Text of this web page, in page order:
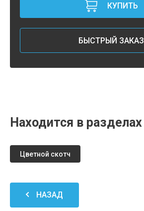
КУПИТЬ
БЫСТРЫЙ ЗАКАЗ
Находится в разделах
Цветной скотч
НАЗАД